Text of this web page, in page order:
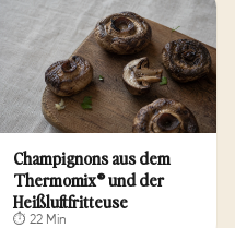
Champignons aus dem
Thermomix® und der
Heißluftfritteuse
⏱ 22 Min